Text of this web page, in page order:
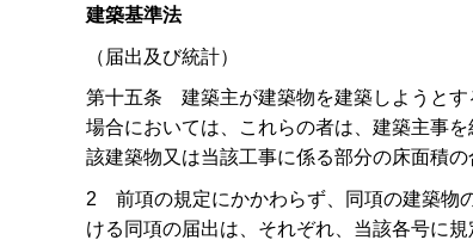
建築基準法
（届出及び統計）
第十五条 建築主が建築物を建築しようとす
場合においては、これらの者は、建築主事
該建築物又は当該工事に係る部分の床面積
2 前項の規定にかかわらず、同項の建築物
ける同項の届出は、それぞれ、当該各号に